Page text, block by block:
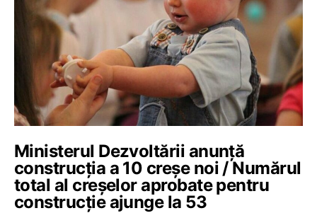
Ministerul Dezvoltării anunță
construcţia a 10 creşe noi / Numărul
total al creşelor aprobate pentru
construcție ajunge la 53